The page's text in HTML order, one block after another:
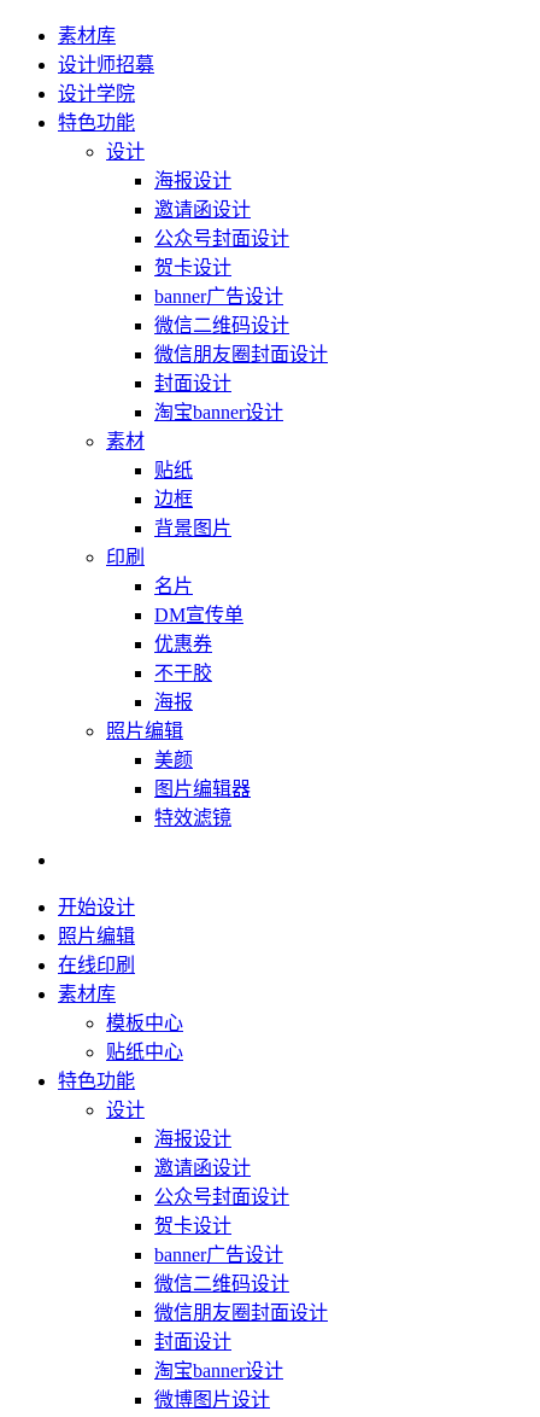
素材库
设计师招募
设计学院
特色功能
设计
海报设计
邀请函设计
公众号封面设计
贺卡设计
banner广告设计
微信二维码设计
微信朋友圈封面设计
封面设计
淘宝banner设计
素材
贴纸
边框
背景图片
印刷
名片
DM宣传单
优惠券
不干胶
海报
照片编辑
美颜
图片编辑器
特效滤镜
开始设计
照片编辑
在线印刷
素材库
模板中心
贴纸中心
特色功能
设计
海报设计
邀请函设计
公众号封面设计
贺卡设计
banner广告设计
微信二维码设计
微信朋友圈封面设计
封面设计
淘宝banner设计
微博图片设计